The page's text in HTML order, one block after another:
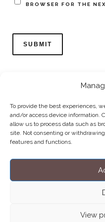
To provide the best experiences,
and/or access device information.
allow us to process data such as
site. Not consenting or
features and functions.
View
BROWSER FOR THE
Home
Impressum